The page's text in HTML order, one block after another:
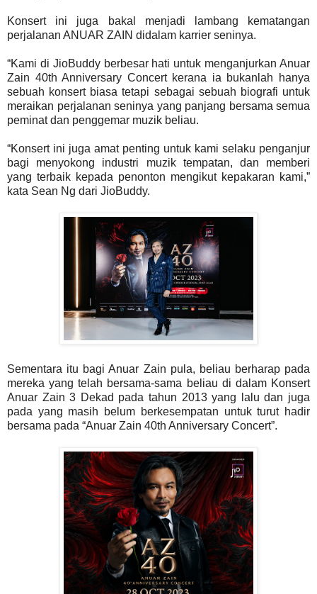
Konsert ini juga bakal menjadi lambang kematangan
perjalanan ANUAR ZAIN didalam karrier seninya.
“Kami di JioBuddy berbesar hati untuk menganjurkan Anuar
Zain 40th Anniversary Concert kerana ia bukanlah hanya
sebuah konsert biasa tetapi sebagai sebuah biografi untuk
meraikan perjalanan seninya yang panjang bersama semua
peminat dan penggemar muzik beliau.
“Konsert ini juga amat penting untuk kami selaku penganjur
bagi menyokong industri muzik tempatan, dan memberi
yang terbaik kepada penonton mengikut kepakaran kami,”
kata Sean Ng dari JioBuddy.
Sementara itu bagi Anuar Zain pula, beliau berharap pada
mereka yang telah bersama-sama beliau di dalam Konsert
Anuar Zain 3 Dekad pada tahun 2013 yang lalu dan juga
pada yang masih belum berkesempatan untuk turut hadir
bersama pada “Anuar Zain 40th Anniversary Concert”.